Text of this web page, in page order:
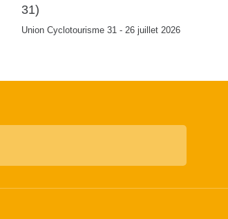
31)
Union Cyclotourisme 31 - 26 juillet 2026